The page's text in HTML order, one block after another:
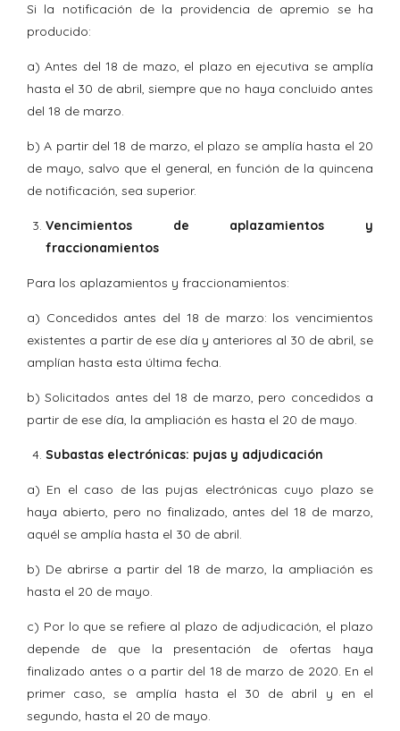
Si la notificación de la providencia de apremio se ha
producido:
a) Antes del 18 de mazo, el plazo en ejecutiva se amplía
hasta el 30 de abril, siempre que no haya concluido antes
del 18 de marzo.
b) A partir del 18 de marzo, el plazo se amplía hasta el 20
de mayo, salvo que el general, en función de la quincena
de notificación, sea superior.
Vencimientos de aplazamientos y
fraccionamientos
Para los aplazamientos y fraccionamientos:
a) Concedidos antes del 18 de marzo: los vencimientos
existentes a partir de ese día y anteriores al 30 de abril, se
amplían hasta esta última fecha.
b) Solicitados antes del 18 de marzo, pero concedidos a
partir de ese día, la ampliación es hasta el 20 de mayo.
Subastas electrónicas: pujas y adjudicación
a) En el caso de las pujas electrónicas cuyo plazo se
haya abierto, pero no finalizado, antes del 18 de marzo,
aquél se amplía hasta el 30 de abril.
b) De abrirse a partir del 18 de marzo, la ampliación es
hasta el 20 de mayo.
c) Por lo que se refiere al plazo de adjudicación, el plazo
depende de que la presentación de ofertas haya
finalizado antes o a partir del 18 de marzo de 2020. En el
primer caso, se amplía hasta el 30 de abril y en el
segundo, hasta el 20 de mayo.